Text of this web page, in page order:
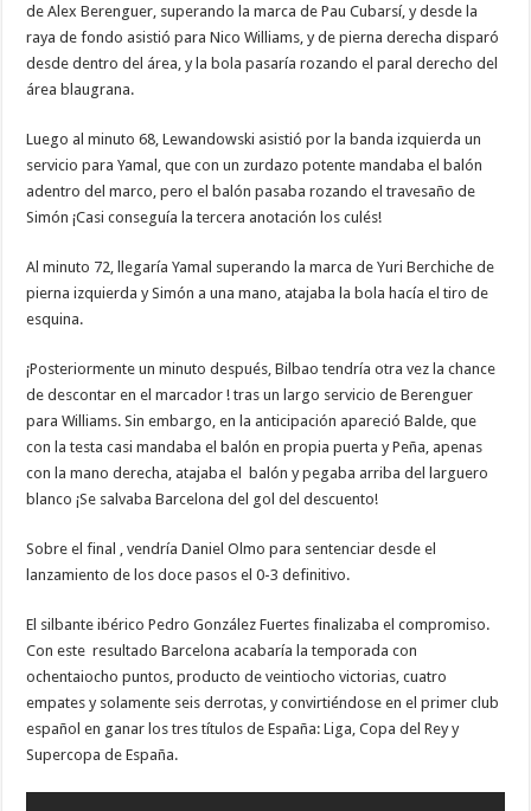
de Alex Berenguer, superando la marca de Pau Cubarsí, y desde la
raya de fondo asistió para Nico Williams, y de pierna derecha disparó
desde dentro del área, y la bola pasaría rozando el paral derecho del
área blaugrana.
Luego al minuto 68, Lewandowski asistió por la banda izquierda un
servicio para Yamal, que con un zurdazo potente mandaba el balón
adentro del marco, pero el balón pasaba rozando el travesaño de
Simón ¡Casi conseguía la tercera anotación los culés!
Al minuto 72, llegaría Yamal superando la marca de Yuri Berchiche de
pierna izquierda y Simón a una mano, atajaba la bola hacía el tiro de
esquina.
¡Posteriormente un minuto después, Bilbao tendría otra vez la chance
de descontar en el marcador ! tras un largo servicio de Berenguer
para Williams. Sin embargo, en la anticipación apareció Balde, que
con la testa casi mandaba el balón en propia puerta y Peña, apenas
con la mano derecha, atajaba el balón y pegaba arriba del larguero
blanco ¡Se salvaba Barcelona del gol del descuento!
Sobre el final , vendría Daniel Olmo para sentenciar desde el
lanzamiento de los doce pasos el 0-3 definitivo.
El silbante ibérico Pedro González Fuertes finalizaba el compromiso.
Con este resultado Barcelona acabaría la temporada con
ochentaiocho puntos, producto de veintiocho victorias, cuatro
empates y solamente seis derrotas, y convirtiéndose en el primer club
español en ganar los tres títulos de España: Liga, Copa del Rey y
Supercopa de España.